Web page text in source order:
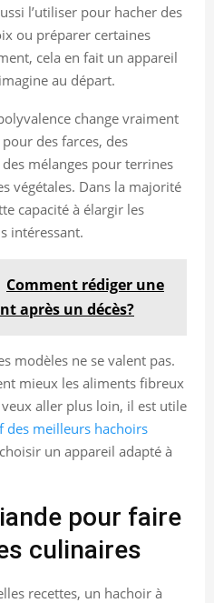
l’utiliser pour hacher des
ou préparer certaines
cela en fait un appareil
au départ.
change vraiment
des farces, des
mélanges pour terrines
végétales. Dans la majorité
capacité à élargir les
intéressant.
Comment rédiger une
après un décès?
modèles ne se valent pas.
mieux les aliments fibreux
aller plus loin, il est utile
des meilleurs hachoirs
un appareil adapté à
pour faire
culinaires
recettes, un hachoir à